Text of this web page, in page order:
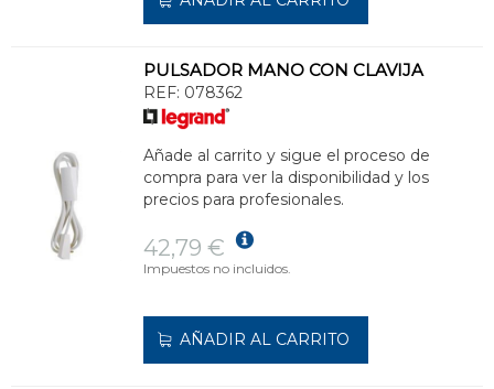
PULSADOR MANO CON CLAVIJA
REF: 078362
Añade al carrito y sigue el proceso de
compra para ver la disponibilidad y los
precios para profesionales.
42,79 €
Impuestos no incluidos.
AÑADIR AL CARRITO